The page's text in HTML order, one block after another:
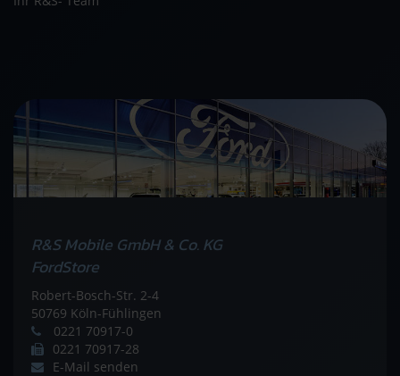
R&S Mobile GmbH & Co. KG
FordStore
Robert-Bosch-Str. 2-4
50769 Köln-Fühlingen
0221 70917-0
0221 70917-28
E-Mail senden